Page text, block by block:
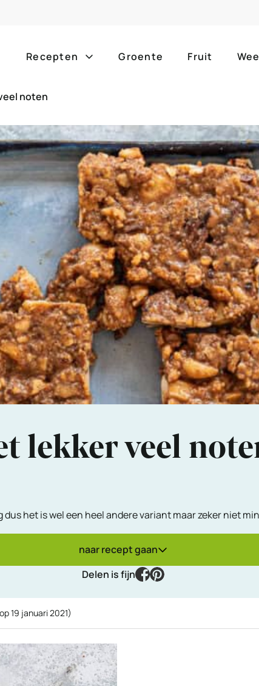
Recepten
ontbijt bijgerechten
lunch hoofdgerechten
borrelhapjes desserts
voorgerechten drankjes
alle
alle
zomer
slow
Groente Fruit
noten
lekker veel
het is wel een heel andere variant maar zeker niet
naar recept gaan
Delen is fijn
facebook
pinterest
19 januari 2021)